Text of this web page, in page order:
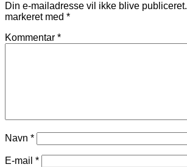
Din e-mailadresse vil ikke blive publiceret.
markeret med *
Kommentar *
Navn *
E-mail *